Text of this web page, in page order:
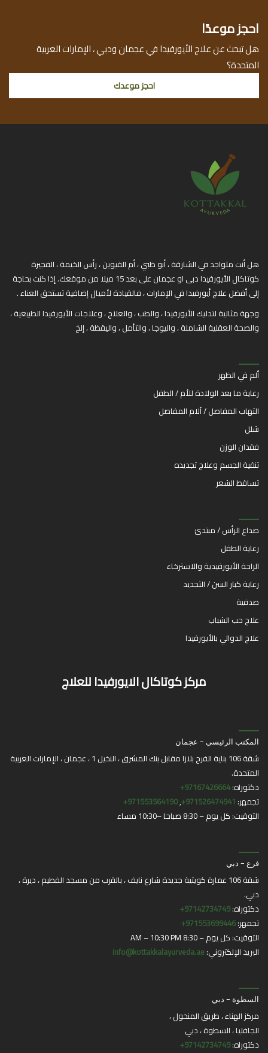
احجز موعدًا
هل تبحث عن علاج الأيورفيدا في عجمان ودبي ، الإمارات العربية
المتحدة؟
احجز موعدك
هل أنت متواجد في الشارقة ، أبو ظبي ، أم القيوين ، رأس الخيمة ، الفجيرة
كوتاكال الأيورفيدا دبى او عجمان على بعد 15 ميلا من موقعك. إذا كنت بحاجة
إلى أفضل علاج أيورفيدا في الإمارات ، فالقيادة لأميال إضافية تستحق العناء .
وجهة مثالية لتدليك الأيورفيدا ، والطب ، والعلاج ، وعلاجات الأيورفيدا الطبيعية ،
والصحة العقلية الشاملة ، واليوجا ، والتأمل ، واليقظة ، إلخ
ألم في الظهر
رعاية ما بعد الولادة للأم / الطفل
التهاب المفاصل / آلام المفاصل
شلل
فقدان الوزن
تنقية الجسم وعلاج تجديده
تساقط الشعر
صداع الرأس / مبتدئ
رعاية الطفل
الراحة الأيورفيدية والاسترخاء
رعاية كبار السن / التجديد
صدفية
علاج حب الشباب
علاج الدوالي بالأيورفيدا
مركز كوتاكال الايورفيدا للعلاج
المكتب الرئيسي - عجمان
شقة 106 بناية الفرح بلازا مقابل بنك المشرق ، النخيل 1 ، عجمان ، الإمارات العربية
المتحدة.
دكتوراه:97167426664+
تجمهر: 971526474941+
,
971553564190+
التوقيت: كل يوم – 8:30 صباحا –10:30 مساء
فرع - دبي
شقة 106 عمارة كويتية جديدة شارع نايف ، بالقرب من مسجد الفطيم ، ديرة ،
دبي.
دكتوراه:97142734749+
تجمهر:971553699446+
التوقيت: كل يوم – 8:30 AM – 10:30 PM
البريد الإلكتروني:info@kottakkalayurveda.ae
السطوة - دبي
مركز الهناء ، طريق المنخول ،
الجافليا ، السطوة ، دبي
دكتوراه:97142734749+